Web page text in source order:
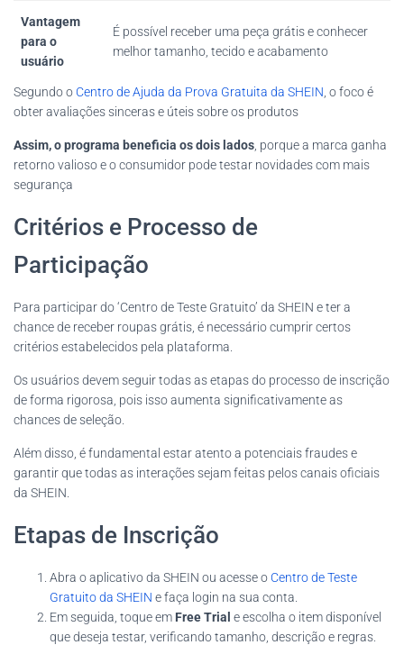
Vantagem
para o
usuário
É possível receber uma peça grátis e conhecer
melhor tamanho, tecido e acabamento
Segundo o Centro de Ajuda da Prova Gratuita da SHEIN , o foco é
obter avaliações sinceras e úteis sobre os produtos
Assim, o programa beneficia os dois lados , porque a marca ganha
retorno valioso e o consumidor pode testar novidades com mais
segurança
Critérios e Processo de
Participação
Para participar do ‘Centro de Teste Gratuito’ da SHEIN e ter a
chance de receber roupas grátis, é necessário cumprir certos
critérios estabelecidos pela plataforma.
Os usuários devem seguir todas as etapas do processo de inscrição
de forma rigorosa, pois isso aumenta significativamente as
chances de seleção.
Além disso, é fundamental estar atento a potenciais fraudes e
garantir que todas as interações sejam feitas pelos canais oficiais
da SHEIN.
Etapas de Inscrição
Abra o aplicativo da SHEIN ou acesse o Centro de Teste
Gratuito da SHEIN e faça login na sua conta.
Em seguida, toque em Free Trial e escolha o item disponível
que deseja testar, verificando tamanho, descrição e regras.